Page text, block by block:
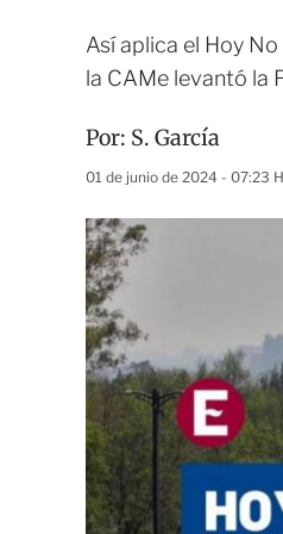
Así aplica el Hoy
la CAMe levantó la
Por: S. García
01 de junio de 2024 - 07:23